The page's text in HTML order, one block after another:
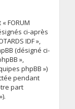
FORUM
ci-après
IDF »,
(désigné ci-
»,
phpBB »)
pendant
part